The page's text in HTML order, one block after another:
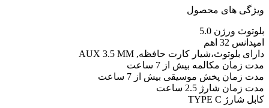
ویژگی های محصول
بلوتوث ورژن 5.0
امپدانس 32 اهم
دارای بلوتوث،شیار کارت حافظه, AUX 3.5 MM
مدت زمان مکالمه بیش از 7 ساعت
مدت زمان پخش موسیقی بیش از 7 ساعت
مدت زمان شارژ 2.5 ساعت
کابل شارژ TYPE C